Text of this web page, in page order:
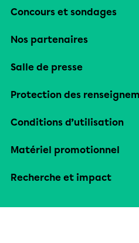
Concours et sondages
Nos partenaires
Salle de presse
Protection des
Conditions d’utilisation
Matériel promotionnel
Recherche et impact